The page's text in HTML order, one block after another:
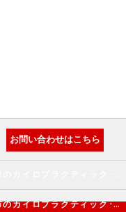
お問い合わせはこちら
高松市のカイロプラクティック･か・から～ず施術院のお客様の声